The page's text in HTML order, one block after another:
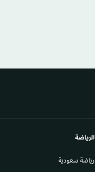
الرياضة
رياضة سعودية